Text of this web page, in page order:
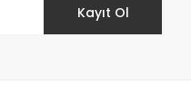
Kayıt Ol